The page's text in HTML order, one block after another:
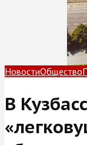
НовостиОбщество
В